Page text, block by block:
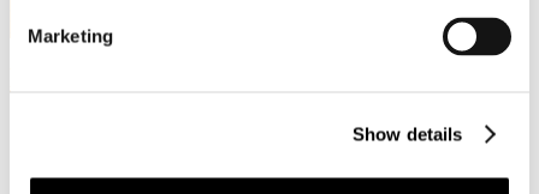
Marketing
Show details
Dic, 2020